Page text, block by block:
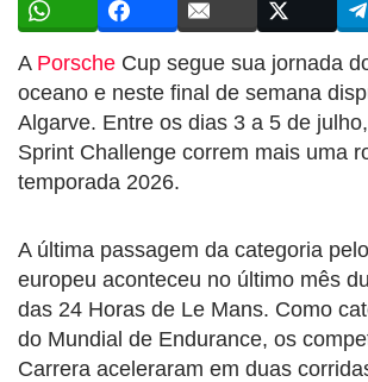
A Porsche Cup segue sua jornada
oceano e neste final de semana
Algarve. Entre os dias 3 a 5 de
Sprint Challenge correm mais uma
temporada 2026.
A última passagem da categoria
europeu aconteceu no último mês
das 24 Horas de Le Mans. Como
do Mundial de Endurance, os
Carrera aceleraram em duas